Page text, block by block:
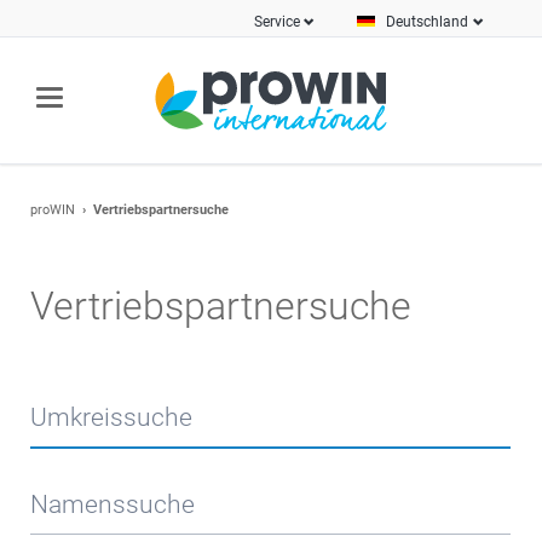
Deutschland
Service
proWIN Vertriebspartnersuche
Vertriebspartnersuche
Umkreissuche
Namenssuche